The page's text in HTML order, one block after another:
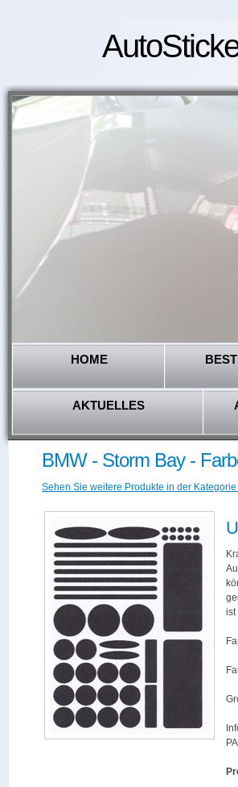
HOME
AKTUELLES
BMW - Storm Bay -
Sehen Sie weitere Produkte in der
ist